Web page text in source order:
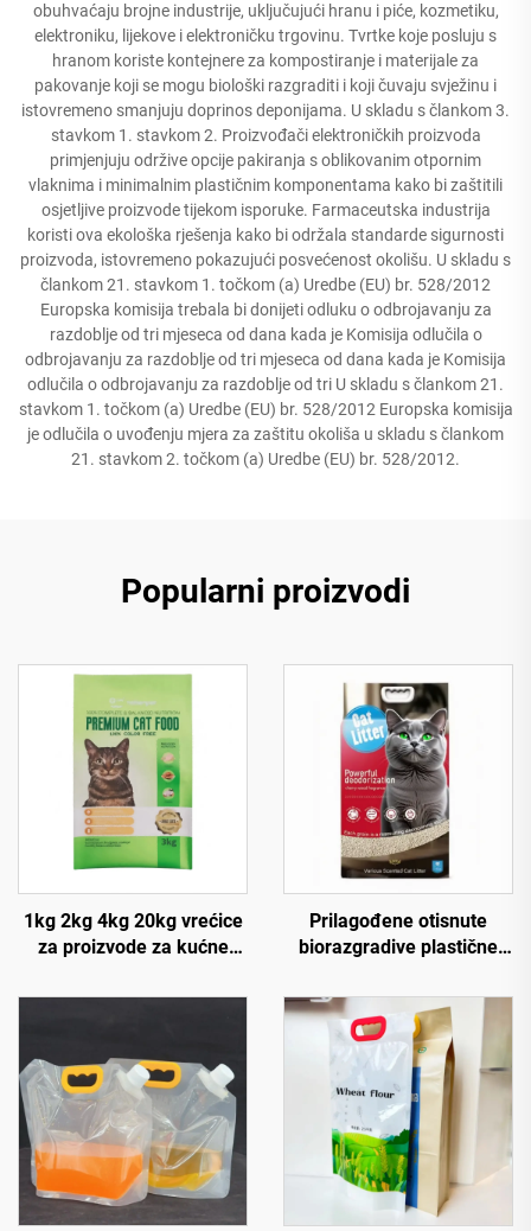
obuhvaćaju brojne industrije, uključujući hranu i piće, kozmetiku,
elektroniku, lijekove i elektroničku trgovinu. Tvrtke koje posluju s
hranom koriste kontejnere za kompostiranje i materijale za
pakovanje koji se mogu biološki razgraditi i koji čuvaju svježinu i
istovremeno smanjuju doprinos deponijama. U skladu s člankom 3.
stavkom 1. stavkom 2. Proizvođači elektroničkih proizvoda
primjenjuju održive opcije pakiranja s oblikovanim otpornim
vlaknima i minimalnim plastičnim komponentama kako bi zaštitili
osjetljive proizvode tijekom isporuke. Farmaceutska industrija
koristi ova ekološka rješenja kako bi održala standarde sigurnosti
proizvoda, istovremeno pokazujući posvećenost okolišu. U skladu s
člankom 21. stavkom 1. točkom (a) Uredbe (EU) br. 528/2012
Europska komisija trebala bi donijeti odluku o odbrojavanju za
razdoblje od tri mjeseca od dana kada je Komisija odlučila o
odbrojavanju za razdoblje od tri mjeseca od dana kada je Komisija
odlučila o odbrojavanju za razdoblje od tri U skladu s člankom 21.
stavkom 1. točkom (a) Uredbe (EU) br. 528/2012 Europska komisija
je odlučila o uvođenju mjera za zaštitu okoliša u skladu s člankom
21. stavkom 2. točkom (a) Uredbe (EU) br. 528/2012.
Popularni proizvodi
1kg 2kg 4kg 20kg vrećice
za proizvode za kućne
za pakiranje po narudžbi
Prilagođene otisnute
biorazgradive plastične
mačke 5kg 10kg s ravnim
dnom i ručkom